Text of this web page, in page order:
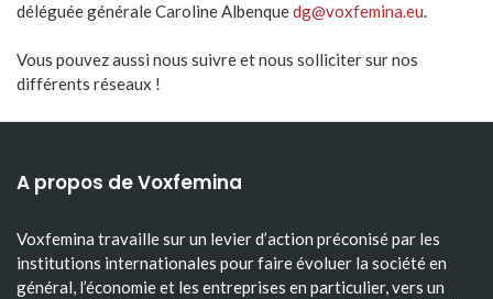
déléguée générale Caroline Albenquedg@voxfemina.eu.
Vous pouvez aussi nous suivre et nous solliciter sur nos
différents réseaux !
A propos de Voxfemina
Voxfemina travaille sur un levier d’action préconisé par les
institutions internationales pour faire évoluer la société en
général, l’économie et les entreprises en particulier, vers un